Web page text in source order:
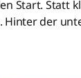
Start. Statt
Hinter der